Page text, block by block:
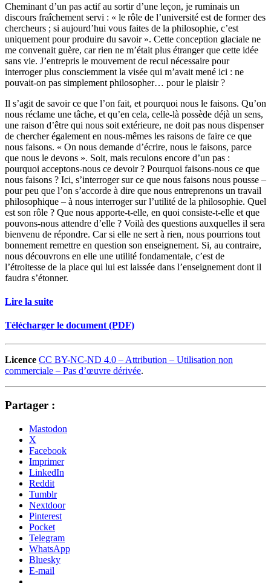
Cheminant d’un pas actif au sortir d’une leçon, je ruminais un
discours fraîchement servi : « le rôle de l’université est de former des
chercheurs ; si aujourd’hui vous faites de la philosophie, c’est
uniquement pour produire du savoir ». Cette conception glaciale ne
me convenait guère, car rien ne m’était plus étranger que cette idée
sans vie. J’entrepris le mouvement de recul nécessaire pour
interroger plus consciemment la visée qui m’avait mené ici : ne
pouvait-on pas simplement philosopher… pour le plaisir ?
Il s’agit de savoir ce que l’on fait, et pourquoi nous le faisons. Qu’on
nous réclame une tâche, et qu’en cela, celle-là possède déjà un sens,
une raison d’être qui nous soit extérieure, ne doit pas nous dispenser
de chercher également en nous-mêmes les raisons de faire ce que
nous faisons. « On nous demande d’écrire, nous le faisons, parce
que nous le devons ». Soit, mais reculons encore d’un pas :
pourquoi acceptons-nous ce devoir ? Pourquoi faisons-nous ce que
nous faisons ? Ici, s’interroger sur ce que nous faisons nous pousse –
pour peu que l’on s’accorde à dire que nous entreprenons un travail
philosophique – à nous interroger sur l’utilité de la philosophie. Quel
est son rôle ? Que nous apporte-t-elle, en quoi consiste-t-elle et que
pouvons-nous attendre d’elle ? Voilà des questions auxquelles il sera
bienvenu de répondre. Car si elle ne sert à rien, nous pourrions tout
bonnement remettre en question son enseignement. Si, au contraire,
nous découvrons en elle une utilité fondamentale, c’est de
l’étroitesse de la place qui lui est laissée dans l’enseignement dont il
faudra s’étonner.
Lire la suite
Télécharger le document (PDF)
Licence CC BY-NC-ND 4.0 – Attribution – Utilisation non
commerciale – Pas d’œuvre dérivée.
Partager :
Mastodon
X
Facebook
Imprimer
LinkedIn
Reddit
Tumblr
Nextdoor
Pinterest
Pocket
Telegram
WhatsApp
Bluesky
E-mail